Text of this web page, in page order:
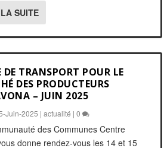
SUITE
DE TRANSPORT POUR LE
DES PRODUCTEURS
– JUIN 2025
Juin-2025 | actualité | 0
des Communes Centre
donne rendez-vous les 14 et 15